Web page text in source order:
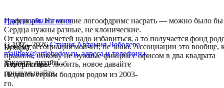
Идея норм. На мнение логоофдримс насрать — можно было бы
Сердца нужны разные, не клонические.
От куполов мечетей надо избавиться, а то получается фонд
Бухары.
Почему ассоциация молчит, не знаю. Ассоциации это вообще,
правило, никому не нужные фикции с офисом в два квадрата
и ксероксом.
Хорош старьё любить, новое давайте
придумывайте.
Подпись серым болдом родом из 2003-
го.
графдизайнлоготип
© 1995–2026 Студия Артемия Лебедева
mailbox@artlebedev.ru, адреса и телефоны
Заказать дизайн...